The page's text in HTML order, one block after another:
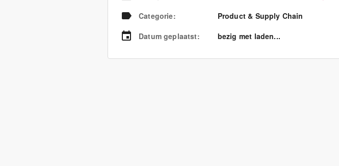
Categorie:
Product & Supply Chain
Datum geplaatst: bezig met laden...